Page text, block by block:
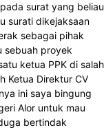
surat yang beliau
surati dikejaksaan
sebagai pihak
sebuah proyek
ketua PPK di salah
Ketua Direktur CV
ini saya bingung
Alor untuk mau
bertindak